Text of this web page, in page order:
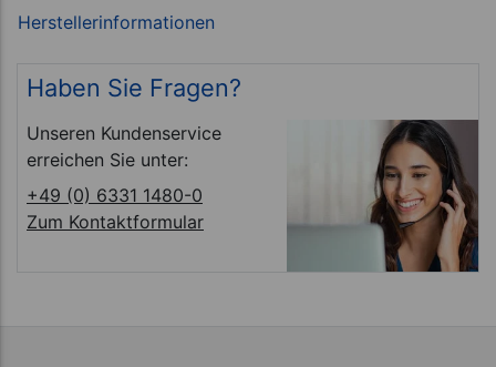
Haben Sie Fragen?
Unseren Kundenservice
erreichen Sie unter:
+49 (0) 6331 1480-0
Zum Kontaktformular